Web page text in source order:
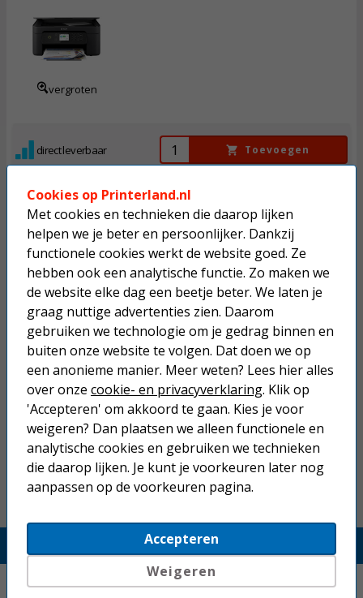
vergroten
direct leverbaar Toevoegen
Epson Expression Home XP-2200 A4 inkjetprinter
Dit product mag maximaal 1 keer besteld worden.
vergroten
47,
Incl. BTW
direct leverbaar
Printerland.nl
Home
Cookies op Printerland.nl
Met cookies en technieken die daarop lijken
helpen we je beter en persoonlijker. Dankzij
functionele cookies werkt de website goed. Ze
hebben ook een analytische functie. Zo maken we
de website elke dag een beetje beter. We laten je
graag nuttige advertenties zien. Daarom
gebruiken we technologie om je gedrag binnen en
buiten onze website te volgen. Dat doen we op
een anonieme manier. Meer weten? Lees hier alles
over onze cookie- en privacyverklaring. Klik op
'Accepteren' om akkoord te gaan. Kies je voor
weigeren? Dan plaatsen we alleen functionele en
analytische cookies en gebruiken we technieken
die daarop lijken. Je kunt je voorkeuren later nog
aanpassen op de voorkeuren pagina.
Accepteren
Weigeren